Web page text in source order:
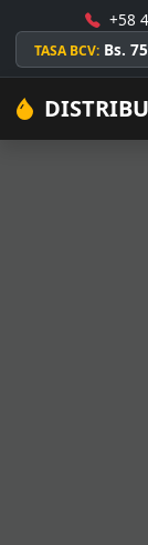
+58
TASA BCV: Bs.